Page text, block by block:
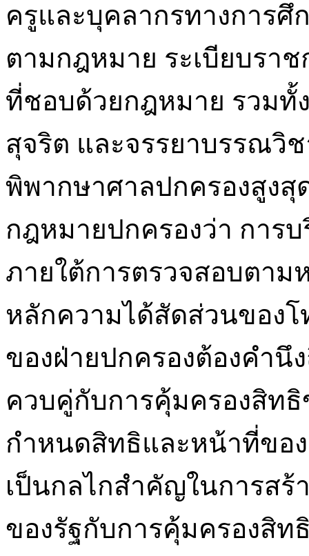
ครูและบุคลากรทางการ
ตามกฎหมาย ระเบียบรา
ที่ชอบด้วยกฎหมาย รวมทั้
สุจริต และจรรยาบรรณวิ
พิพากษาศาลปกครองสูง
กฎหมายปกครองว่า การ
ภายใต้การตรวจสอบตา
หลักความได้สัดส่วนของ
ของฝ่ายปกครองต้องคำนึ
ควบคู่กับการคุ้มครองสิทธิ
กำหนดสิทธิและหน้าที่ขอ
เป็นกลไกสำคัญในการสร้
ของรัฐกับการคุ้มครองสิ